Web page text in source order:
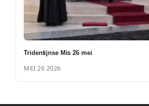
Tridentijnse Mis 26 mei
MEI 26 2026